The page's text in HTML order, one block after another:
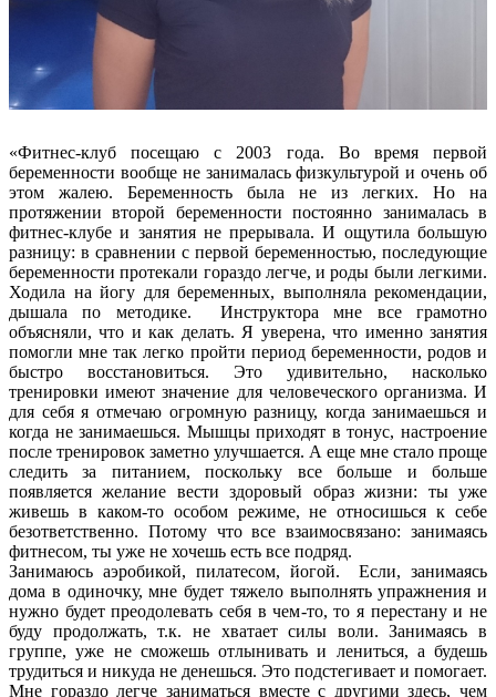
«Фитнес-клуб посещаю с 2003 года. Во время первой
беременности вообще не занималась физкультурой и очень об
этом жалею. Беременность была не из легких. Но на
протяжении второй беременности постоянно занималась в
фитнес-клубе и занятия не прерывала. И ощутила большую
разницу: в сравнении с первой беременностью, последующие
беременности протекали гораздо легче, и роды были легкими.
Ходила на йогу для беременных, выполняла рекомендации,
дышала по методике. Инструктора мне все грамотно
объясняли, что и как делать. Я уверена, что именно занятия
помогли мне так легко пройти период беременности, родов и
быстро восстановиться. Это удивительно, насколько
тренировки имеют значение для человеческого организма. И
для себя я отмечаю огромную разницу, когда занимаешься и
когда не занимаешься. Мышцы приходят в тонус, настроение
после тренировок заметно улучшается. А еще мне стало проще
следить за питанием, поскольку все больше и больше
появляется желание вести здоровый образ жизни: ты уже
живешь в каком-то особом режиме, не относишься к себе
безответственно. Потому что все взаимосвязано: занимаясь
фитнесом, ты уже не хочешь есть все подряд.
Занимаюсь аэробикой, пилатесом, йогой. Если, занимаясь
дома в одиночку, мне будет тяжело выполнять упражнения и
нужно будет преодолевать себя в чем-то, то я перестану и не
буду продолжать, т.к. не хватает силы воли. Занимаясь в
группе, уже не сможешь отлынивать и лениться, а будешь
трудиться и никуда не денешься. Это подстегивает и помогает.
Мне гораздо легче заниматься вместе с другими здесь, чем